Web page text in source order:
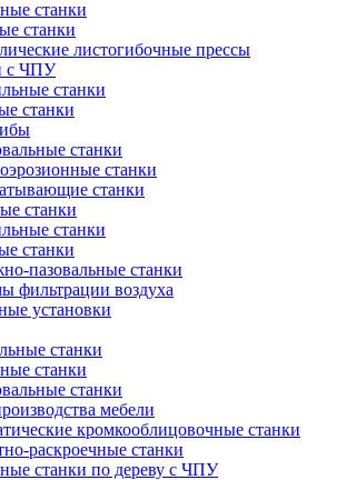
станки
станки
листогибочные прессы
с ЧПУ
станки
станки
станки
станки
станки
станки
станки
станки
пазовальные станки
фильтрации воздуха
установки
станки
станки
станки
мебели
кромкооблицовочные станки
раскроечные станки
станки по дереву с ЧПУ